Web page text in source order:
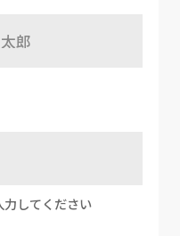
してください